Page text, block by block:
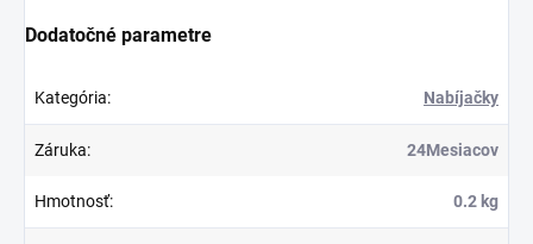
Dodatočné parametre
Kategória: Nabíjačky
Záruka: 24Mesiacov
Hmotnosť: 0.2 kg